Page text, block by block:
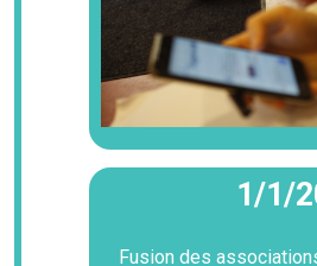
1/1/
Fusion des